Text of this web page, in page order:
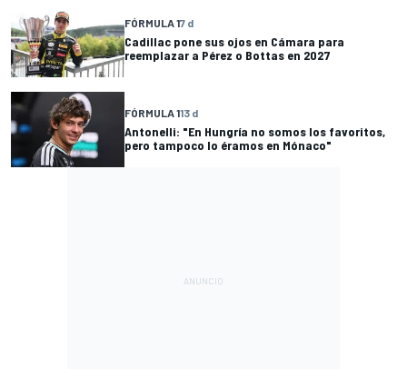
FÓRMULA 17 d
Cadillac pone sus ojos en Cámara para
reemplazar a Pérez o Bottas en 2027
FÓRMULA 113 d
Antonelli: "En Hungría no somos los favoritos,
pero tampoco lo éramos en Mónaco"